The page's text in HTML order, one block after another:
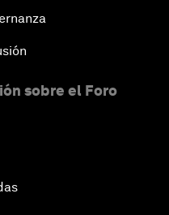
sobre el Foro